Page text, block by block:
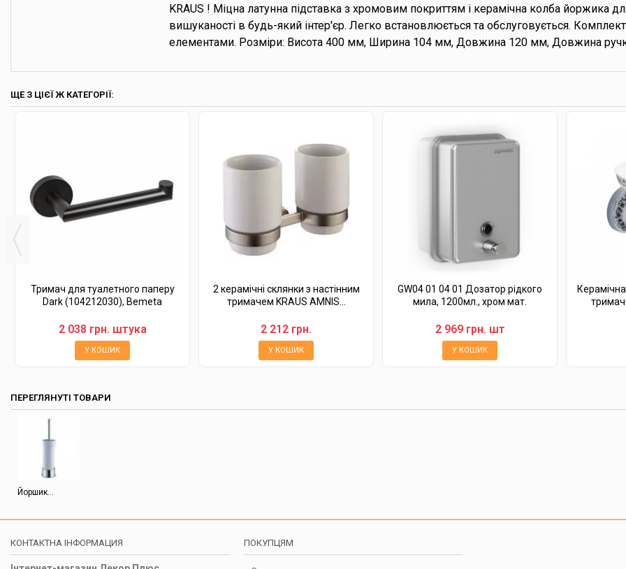
KRAUS ! Міцна латунна підставка з хромовим покриттям і керамічна колба йоржика
вишуканості в будь-який інтер'єр. Легко встановлюється та обслуговується.
елементами. Розміри: Висота 400 мм, Ширина 104 мм, Довжина 120 мм, Довжина
ЩЕ З ЦІЄЇ Ж КАТЕГОРІЇ:
Тримач для туалетного паперу
Dark (104212030), Bemeta
2 038 грн. штука
У КОШИК
2 керамічні склянки з настінним
тримачем KRAUS AMNIS...
2 212 грн.
У КОШИК
GW04 01 04 01 Дозатор рідкого
мила, 1200мл., хром мат.
2 969 грн. шт
У КОШИК
ПЕРЕГЛЯНУТІ ТОВАРИ
Йоршик...
КОНТАКТНА ІНФОРМАЦИЯ ПОКУПЦЯМ